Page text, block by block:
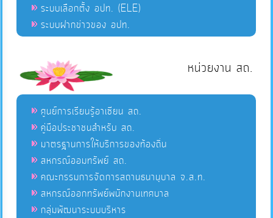
ระบบเลือกตั้ง อปท. (ELE)
ระบบฝากข่าวของ อปท.
หน่วยงาน สถ.
ศูนย์การเรียนรู้อาเซียน สถ.
คู่มือประชาชนสำหรับ สถ.
มาตรฐานการให้บริการของท้องถิ่น
สหกรณ์ออมทรัพย์ สถ.
คณะกรรมการจัดการสถานธนานุบาล จ.ส.ท.
สหกรณ์ออกทรัพย์พนักงานเทศบาล
กลุ่มพัฒนาระบบบริหาร